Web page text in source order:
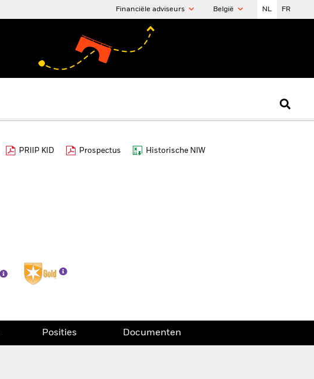
Financiële adviseurs België NL FR
PRIIP KID Prospectus Historische NIW
Posities Documenten